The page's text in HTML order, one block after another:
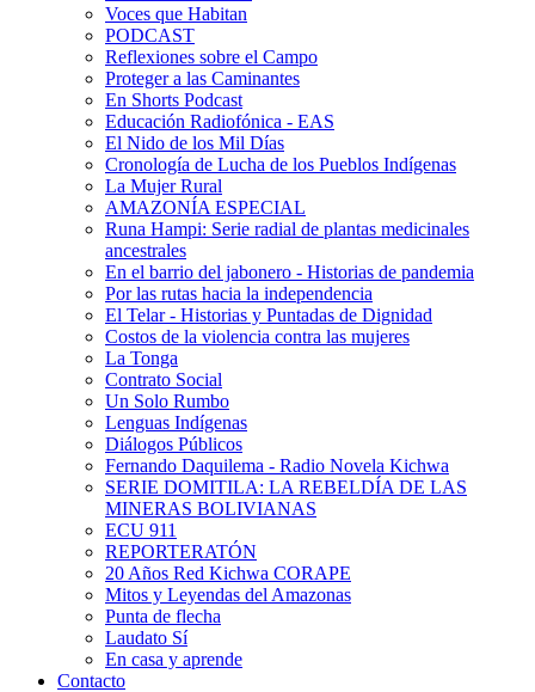
Voces que Habitan
PODCAST
Reflexiones sobre el Campo
Proteger a las Caminantes
En Shorts Podcast
Educación Radiofónica - EAS
El Nido de los Mil Días
Cronología de Lucha de los Pueblos Indígenas
La Mujer Rural
AMAZONÍA ESPECIAL
Runa Hampi: Serie radial de plantas medicinales
ancestrales
En el barrio del jabonero - Historias de pandemia
Por las rutas hacia la independencia
El Telar - Historias y Puntadas de Dignidad
Costos de la violencia contra las mujeres
La Tonga
Contrato Social
Un Solo Rumbo
Lenguas Indígenas
Diálogos Públicos
Fernando Daquilema - Radio Novela Kichwa
SERIE DOMITILA: LA REBELDÍA DE LAS
MINERAS BOLIVIANAS
ECU 911
REPORTERATÓN
20 Años Red Kichwa CORAPE
Mitos y Leyendas del Amazonas
Punta de flecha
Laudato Sí
En casa y aprende
Contacto